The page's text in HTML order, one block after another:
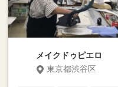
メイクドゥピエロ
東京都渋谷区